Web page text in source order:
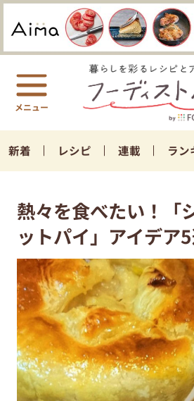
新着 レシピ 連載 ラン
熱々を食べたい！「
ットパイ」アイデア